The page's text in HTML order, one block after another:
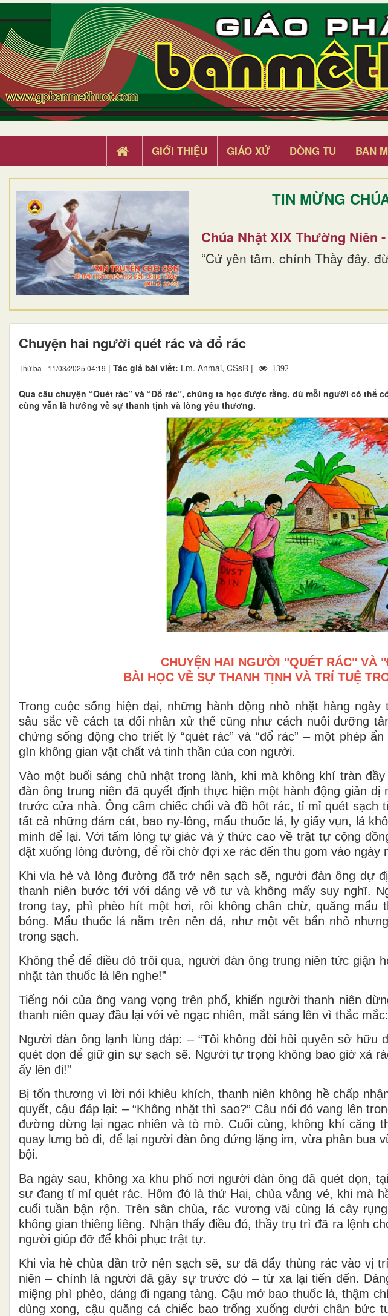
GIỚI THIỆU GIÁO XỨ DÒNG TU BAN
TIN MỪNG
Chúa Nhật XIX Thường Niên
“Cứ yên tâm, chính Thầy đây,
Chuyện hai người quét rác và đổ rác
Thứ ba - 11/03/2025 04:19 | Tác giả bài viết: Lm. Anmai, CSsR | 1392
Qua câu chuyện “Quét rác” và “Đổ rác”, chúng ta học được rằng, dù mỗi người có thể
cùng vẫn là hướng về sự thanh tịnh và lòng yêu thương.
CHUYỆN HAI NGƯỜI "QUÉT RÁC" VÀ
BÀI HỌC VỀ SỰ THANH TỊNH VÀ TRÍ TUỆ
Trong cuộc sống hiện đại, những hành động nhỏ nhặt hàng
sâu sắc về cách ta đối nhân xử thế cũng như cách nuôi dưỡng
chứng sống động cho triết lý “quét rác” và “đổ rác” – một phép
gìn không gian vật chất và tinh thần của con người.
Vào một buổi sáng chủ nhật trong lành, khi mà không khí tràn
đàn ông trung niên đã quyết định thực hiện một hành động giản
trước cửa nhà. Ông cầm chiếc chổi và đồ hốt rác, tỉ mỉ quét sạch
tất cả những đám cát, bao ny-lông, mẩu thuốc lá, ly giấy vụn, lá
minh để lại. Với tấm lòng tự giác và ý thức cao về trật tự cộng
đặt xuống lòng đường, để rồi chờ đợi xe rác đến thu gom vào ngày
Khi vỉa hè và lòng đường đã trở nên sạch sẽ, người đàn ông dự
thanh niên bước tới với dáng vẻ vô tư và không mấy suy nghĩ.
trong tay, phì phèo hít một hơi, rồi không chần chừ, quăng mẩu
bóng. Mẩu thuốc lá nằm trên nền đá, như một vết bẩn nhỏ
trong sạch.
Không thể để điều đó trôi qua, người đàn ông trung niên tức giận
nhặt tàn thuốc lá lên nghe!”
Tiếng nói của ông vang vọng trên phố, khiến người thanh niên
thanh niên quay đầu lại với vẻ ngạc nhiên, mắt sáng lên vì thắc
Người đàn ông lạnh lùng đáp: – “Tôi không đòi hỏi quyền sở
quét dọn để giữ gìn sự sạch sẽ. Người tự trọng không bao giờ xả
ấy lên đi!”
Bị tổn thương vì lời nói khiêu khích, thanh niên không hề chấp
quyết, cậu đáp lại: – “Không nhặt thì sao?” Câu nói đó vang lên
đường dừng lại ngạc nhiên và tò mò. Cuối cùng, không khí căng
quay lưng bỏ đi, để lại người đàn ông đứng lặng im, vừa phân bua
bội.
Ba ngày sau, không xa khu phố nơi người đàn ông đã quét dọn,
sư đang tỉ mỉ quét rác. Hôm đó là thứ Hai, chùa vắng vẻ, khi mà
cuối tuần bận rộn. Trên sân chùa, rác vương vãi cùng lá cây
không gian thiêng liêng. Nhận thấy điều đó, thầy trụ trì đã ra lệnh
người giúp đỡ để khôi phục trật tự.
Khi vỉa hè chùa dần trở nên sạch sẽ, sư đã đẩy thùng rác vào vị
niên – chính là người đã gây sự trước đó – từ xa lại tiến đến.
miệng phì phèo, dáng đi ngang tàng. Cậu mở bao thuốc lá, thậm
dùng xong, cậu quăng cả chiếc bao trống xuống dưới chân bức